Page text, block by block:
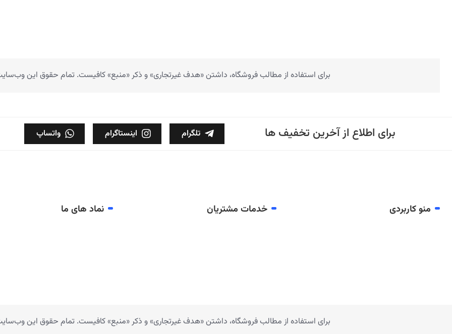
برای استفاده از مطالب فروشگاه، داشتن «هدف غیرتجاری» و ذکر «منبع» کافیست. تمام حقوق اين
تلگرام اینستاگرام واتساپ برای اطلاع از آخرین تخفیف ها
منو کاربردی خدمات مشتریان نماد های ما
برای استفاده از مطالب فروشگاه، داشتن «هدف غیرتجاری» و ذکر «منبع» کافیست. تمام حقوق اين